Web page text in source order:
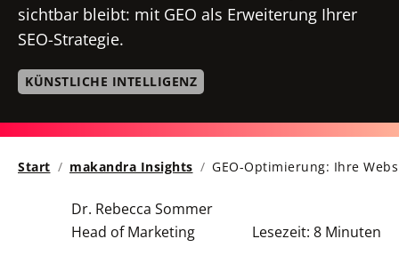
KÜNSTLICHE INTELLIGENZ
sichtbar bleibt: mit GEO als Erweiterung Ihrer
SEO-Strategie.
Start makandra Insights GEO-Optimierung: Ihre
Dr. Rebecca Sommer
Head of Marketing
Lesezeit: 8 Minuten